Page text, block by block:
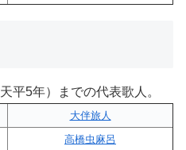
平5年）までの代表歌人。
大伴旅人
高橋虫麻呂